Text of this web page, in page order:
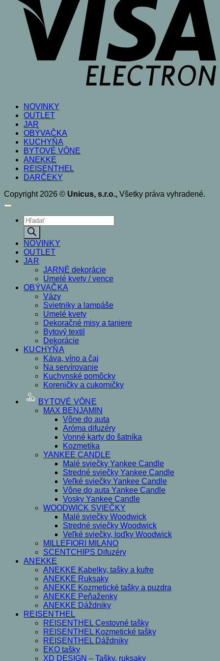
NOVINKY
OUTLET
JAR
OBÝVAČKA
KUCHYŇA
BYTOVÉ VÔNE
ANEKKE
REISENTHEL
DARČEKY
Copyright 2026 © Unicus, s.r.o., Všetky práva vyhradené.
Products
search
NOVINKY
OUTLET
JAR
JARNÉ dekorácie
Umelé kvety / vence
OBÝVAČKA
Vázy
Svietniky a lampáše
Umelé kvety
Dekoračné misy a taniere
Bytový textil
Dekorácie
KUCHYŇA
Káva, víno a čaj
Na servírovanie
Kuchynské pomôcky
Koreničky a cukorničky
BYTOVÉ VÔNE
MAX BENJAMIN
Vône do auta
Aróma difuzéry
Vonné karty do šatníka
Kozmetika
YANKEE CANDLE
Malé sviečky Yankee Candle
Stredné sviečky Yankee Candle
Veľké sviečky Yankee Candle
Vône do auta Yankee Candle
Vosky Yankee Candle
WOODWICK SVIEČKY
Malé sviečky Woodwick
Stredné sviečky Woodwick
Veľké sviečky, loďky Woodwick
MILLEFIORI MILANO
SCENTCHIPS Difuzéry
ANEKKE
ANEKKE Kabelky, tašky a kufre
ANEKKE Ruksaky
ANEKKE Kozmetické tašky a puzdra
ANEKKE Peňaženky
ANEKKE Dáždniky
REISENTHEL
REISENTHEL Cestovné tašky
REISENTHEL Kozmetické tašky
REISENTHEL Dáždniky
EKO tašky
XD DESIGN – Tašky, ruksaky